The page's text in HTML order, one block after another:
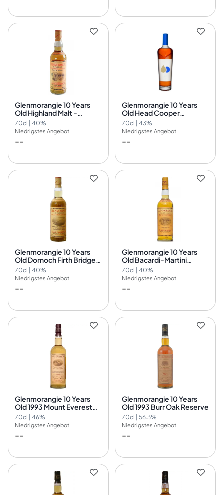
Glenmorangie 10 Years
Old Highland Malt -
Charles Hosie Import
70cl | 40%
Niedrigstes Angebot
--
Glenmorangie 10 Years
Old Head Cooper
Backlabel
70cl | 43%
Niedrigstes Angebot
--
Glenmorangie 10 Years
Old Dornoch Firth Bridge
Commemorative
70cl | 40%
Niedrigstes Angebot
--
Glenmorangie 10 Years
Old Bacardi-Martini
Import
70cl | 40%
Niedrigstes Angebot
--
Glenmorangie 10 Years
Old 1993 Mount Everest
Cask Nr.2036
70cl | 46%
Niedrigstes Angebot
--
Glenmorangie 10 Years
Old 1993 Burr Oak Reserve
70cl | 56.3%
Niedrigstes Angebot
--